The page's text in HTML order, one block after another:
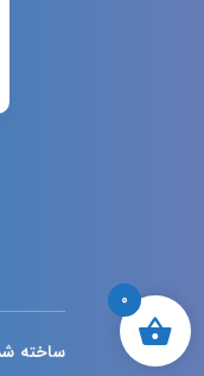
0
ساخته